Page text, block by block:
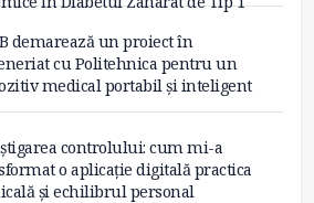
demarează un proiect în
cu Politehnica pentru un
medical portabil și inteligent
controlului: cum mi-a
o aplicație digitală practica
și echilibrul personal